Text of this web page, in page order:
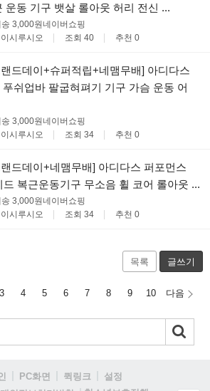
운동 기구 뱃살 롤아웃 허리 전신 ...
3,000원네이버쇼핑
이시루시오 조회 40 추천 0
드데이+슈퍼적립+네맴무배] 아디다스
푸쉬업바 팔굽혀펴기 기구 가슴 운동 어
3,000원네이버쇼핑
이시루시오 조회 34 추천 0
드데이+네맴무배] 아디다스 퍼포먼스
드 복근운동기구 무소음 휠 코어 롤아웃 ...
3,000원네이버쇼핑
이시루시오 조회 34 추천 0
목록 글쓰기
3 4 5 6 7 8 9 10 다음
PC화면 퀵링크
설정